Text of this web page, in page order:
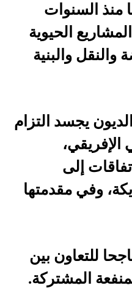
الطاقة (PPA)
وزير الصيد:
الماضي بلغت
رئيس الوزراء
مستشاراً
بين